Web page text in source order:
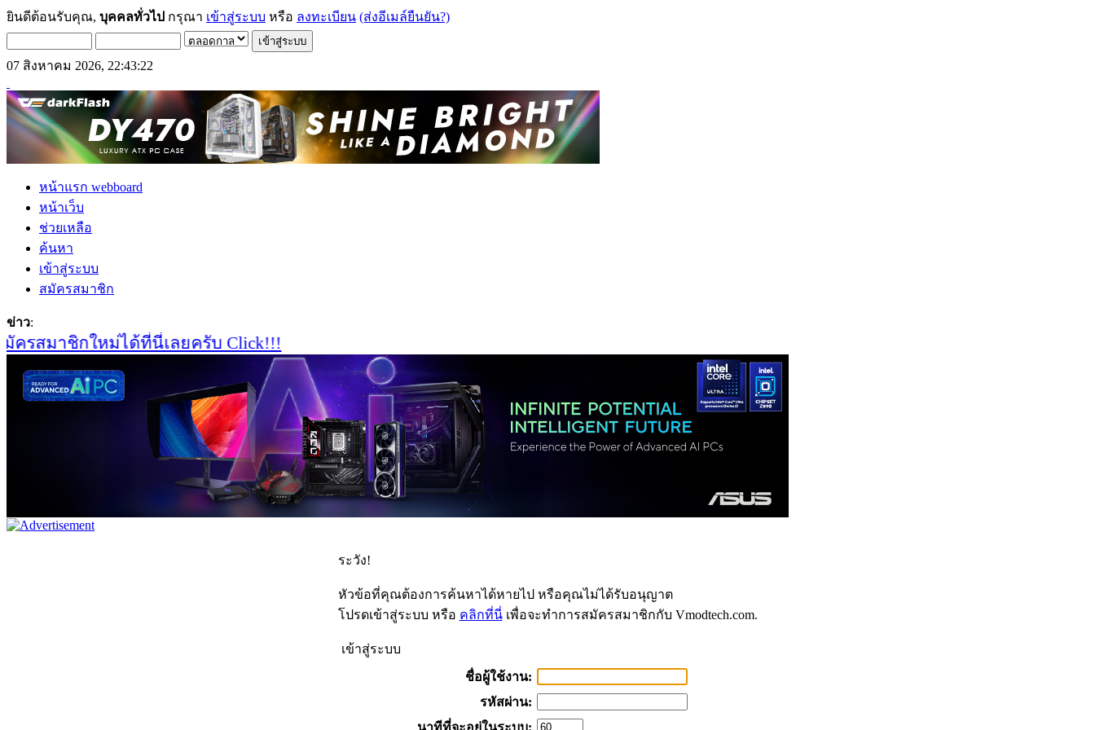
ยินดีต้อนรับคุณ, บุคคลทั่วไป กรุณา เข้าสู่ระบบ หรือ ลงทะเบียน (ส่งอีเมล์ยืนยัน?)
07 สิงหาคม 2026, 22:43:22
หน้าแรก webboard
หน้าเว็บ
ช่วยเหลือ
ค้นหา
เข้าสู่ระบบ
สมัครสมาชิก
ข่าว:
สมาชิกใหม่ได้ที่นี่เลยครับ Click!!!
ระวัง!
หัวข้อที่คุณต้องการค้นหาได้หายไป หรือคุณไม่ได้รับอนุญาต
โปรดเข้าสู่ระบบ หรือ คลิกที่นี่เพื่อจะทำการสมัครสมาชิกกับ Vmodtech.com.
เข้าสู่ระบบ
ชื่อผู้ใช้งาน:
รหัสผ่าน:
นาทีที่จะอยู่ในระบบ: